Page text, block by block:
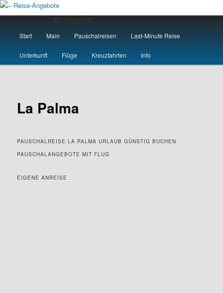
Zum
primären
springen– Reise-Angebote
Start Main Pauschalreisen Last-Minute Reise
Unterkunft Flüge Kreuzfahrten Info
La Palma
PAUSCHALREISE LA PALMA URLAUB GÜNSTIG BUCHEN
PAUSCHALANGEBOTE MIT FLUG
EIGENE ANREISE